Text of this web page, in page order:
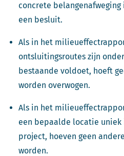
concrete
een besluit.
Als in het
ontsluitingsroutes zijn
bestaande voldoet, hoeft
worden overwogen.
Als in het
een bepaalde locatie
project, hoeven geen
worden.